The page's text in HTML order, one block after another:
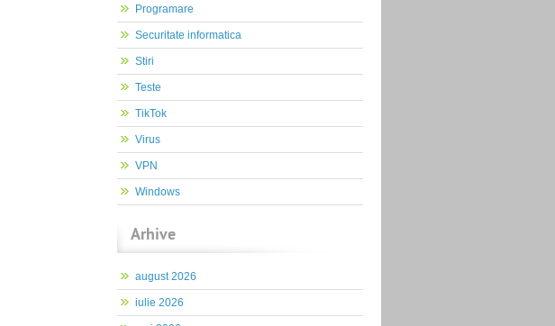
Programare
Securitate informatica
Stiri
Teste
TikTok
Virus
VPN
Windows
Arhive
august 2026
iulie 2026